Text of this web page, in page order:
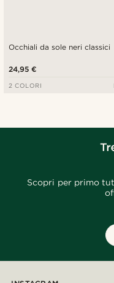
Occhiali da sole neri classici
24,95 €
2 COLORI
Scopri per primo